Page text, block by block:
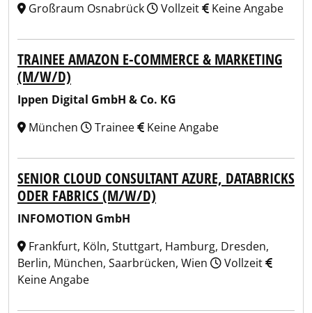
Großraum Osnabrück
Vollzeit Keine Angabe
TRAINEE AMAZON E-COMMERCE & MARKETING
(M/W/D)
Ippen Digital GmbH & Co. KG
München
Trainee Keine Angabe
SENIOR CLOUD CONSULTANT AZURE, DATABRICKS
ODER FABRICS (M/W/D)
INFOMOTION GmbH
Frankfurt, Köln, Stuttgart, Hamburg, Dresden,
Berlin, München, Saarbrücken, Wien
Vollzeit
Keine Angabe